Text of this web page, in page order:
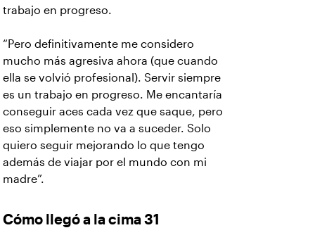
trabajo en progreso.
“Pero definitivamente me considero
mucho más agresiva ahora (que cuando
ella se volvió profesional). Servir siempre
es un trabajo en progreso. Me encantaría
conseguir aces cada vez que saque, pero
eso simplemente no va a suceder. Solo
quiero seguir mejorando lo que tengo
además de viajar por el mundo con mi
madre”.
Cómo llegó a la cima 31